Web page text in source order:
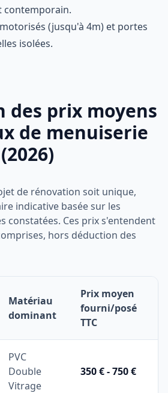
contemporain.
(jusqu'à 4m) et portes
isolées.
des prix moyens
de menuiserie
de rénovation soit unique,
indicative basée sur les
constatées. Ces prix s'entendent
hors déduction des
Matériau
dominant
Prix moyen
fourni/posé
TTC
PVC
Double
Vitrage
350 € - 750 €